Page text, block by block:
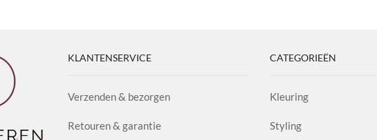
KLANTENSERVICE
Verzenden & bezorgen
Retouren & garantie
CATEGORIEËN
Kleuring
Styling